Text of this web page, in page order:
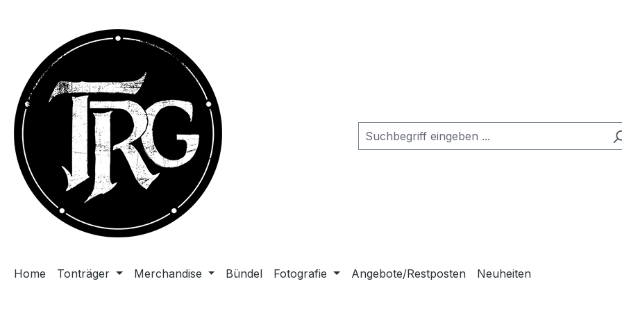
Home Tonträger Merchandise Bündel Fotografie Angebote/Restposten Neuheiten